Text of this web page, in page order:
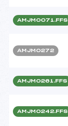
AMJM0071.FFS
AMJM0272
AMJM0261.FFS
AMJM0242.FFS